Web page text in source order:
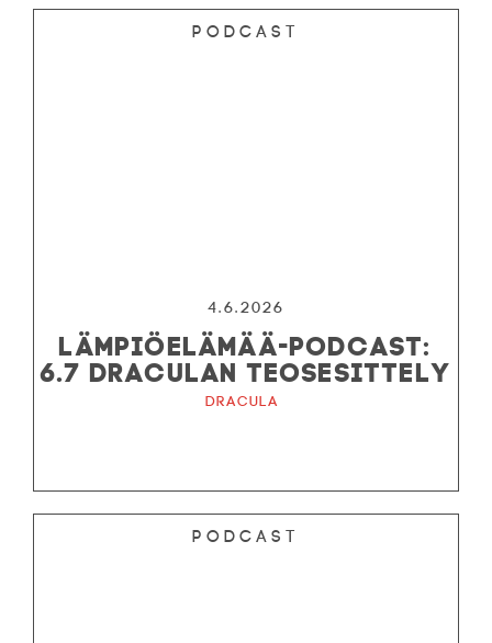
Podcast
4.6.2026
LÄMPIÖELÄMÄÄ-PODCAST:
6.7 DRACULAN TEOSESITTELY
Dracula
Podcast